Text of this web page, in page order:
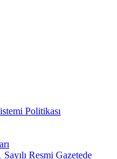
Politikası
Resmi Gazetede